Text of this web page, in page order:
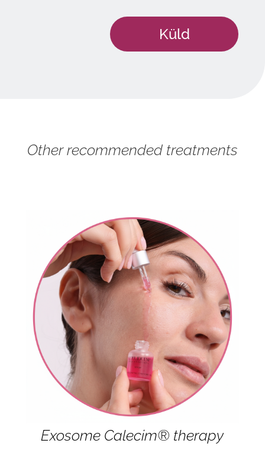
Other recommended treatments
Exosome Calecim® therapy